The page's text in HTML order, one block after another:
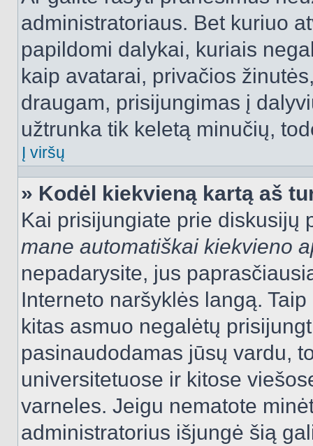
administratoriaus. Bet kuriuo
papildomi dalykai, kuriais
kaip avatarai, privačios
draugam, prisijungimas į
užtrunka tik keletą minučių,
Į viršų
» Kodėl kiekvieną kartą aš
Kai prisijungiate prie diskusijų
mane automatiškai kiekvieno
nepadarysite, jus
Interneto naršyklės langą.
kitas asmuo negalėtų
pasinaudodamas jūsų vardu,
universitetuose ir kitose
varneles. Jeigu nematote
administratorius išjungė šią